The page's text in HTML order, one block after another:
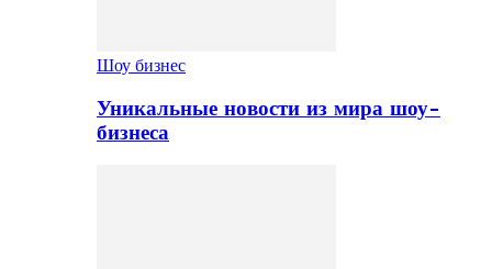
Шоу бизнес
Уникальные новости из мира шоу-
бизнеса